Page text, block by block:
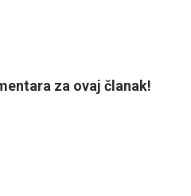
za ovaj članak!